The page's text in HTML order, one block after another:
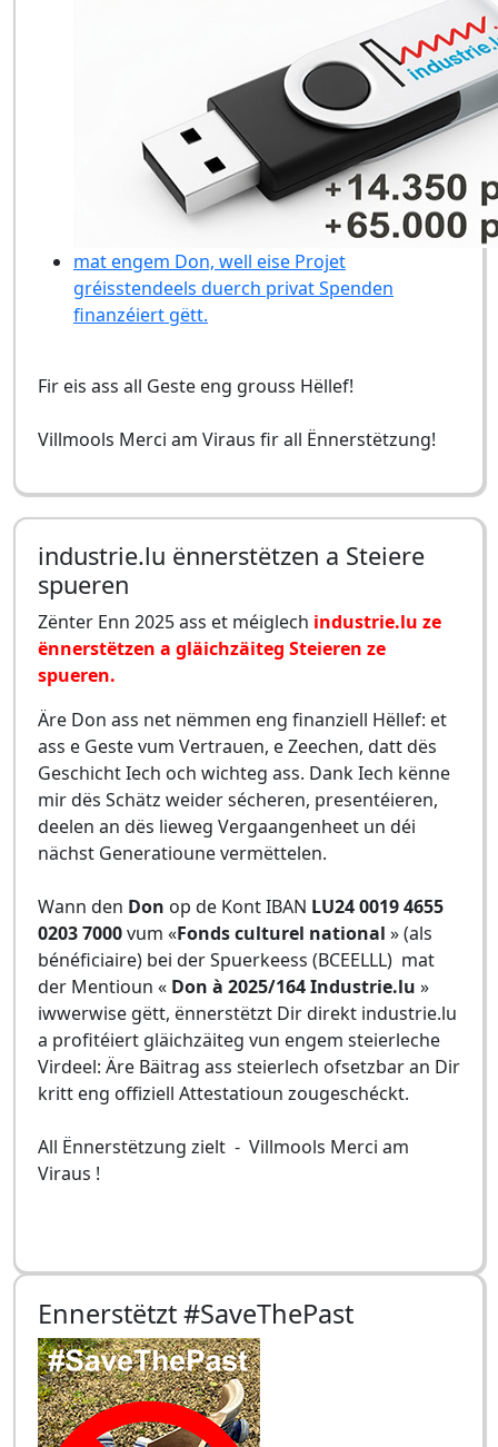
mat engem Don, well eise Projet
gréisstendeels duerch privat Spenden
finanzéiert gëtt.
Fir eis ass all Geste eng grouss Hëllef!
Villmools Merci am Viraus fir all Ënnerstëtzung!
industrie.lu ënnerstëtzen a Steiere
spueren
Zënter Enn 2025 ass et méiglech industrie.lu ze
ënnerstëtzen a gläichzäiteg Steieren ze
spueren.
Äre Don ass net nëmmen eng finanziell Hëllef: et
ass e Geste vum Vertrauen, e Zeechen, datt dës
Geschicht Iech och wichteg ass. Dank Iech kënne
mir dës Schätz weider sécheren, presentéieren,
deelen an dës lieweg Vergaangenheet un déi
nächst Generatioune vermëttelen.
Wann den Don op de Kont IBAN LU24 0019 4655
0203 7000vum «Fonds culturel national » (als
bénéficiaire) bei der Spuerkeess (BCEELLL) mat
der Mentioun « Don à 2025/164 Industrie.lu »
iwwerwise gëtt, ënnerstëtzt Dir direkt industrie.lu
a profitéiert gläichzäiteg vun engem steierleche
Virdeel: Äre Bäitrag ass steierlech ofsetzbar an Dir
kritt eng offiziell Attestatioun zougeschéckt.
All Ënnerstëtzung zielt - Villmools Merci am
Viraus !
Ennerstëtzt #SaveThePast